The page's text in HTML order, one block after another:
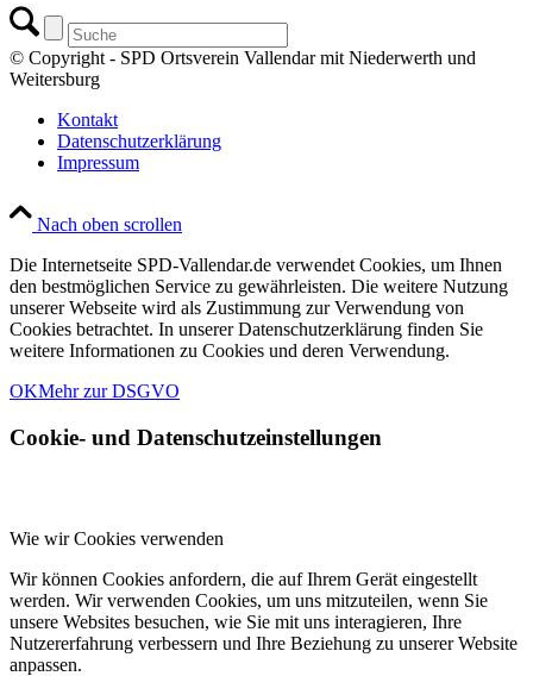
© Copyright - SPD Ortsverein Vallendar mit Niederwerth und
Weitersburg
Kontakt
Datenschutzerklärung
Impressum
Nach oben scrollen
Die Internetseite SPD-Vallendar.de verwendet Cookies, um Ihnen
den bestmöglichen Service zu gewährleisten. Die weitere Nutzung
unserer Webseite wird als Zustimmung zur Verwendung von
Cookies betrachtet. In unserer Datenschutzerklärung finden Sie
weitere Informationen zu Cookies und deren Verwendung.
OKMehr zur DSGVO
Cookie- und Datenschutzeinstellungen
Wie wir Cookies verwenden
Wir können Cookies anfordern, die auf Ihrem Gerät eingestellt
werden. Wir verwenden Cookies, um uns mitzuteilen, wenn Sie
unsere Websites besuchen, wie Sie mit uns interagieren, Ihre
Nutzererfahrung verbessern und Ihre Beziehung zu unserer Website
anpassen.